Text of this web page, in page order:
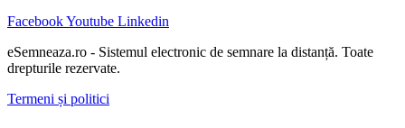
FacebookYoutube Linkedin
eSemneaza.ro - Sistemul electronic de semnare la distanță. Toate
drepturile rezervate.
Termeni și politici